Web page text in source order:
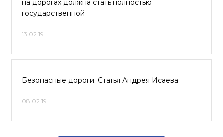
на дорогах должна стать полностью
государственной
13.02.19
Безопасные дороги. Статья Андрея Исаева
08.02.19